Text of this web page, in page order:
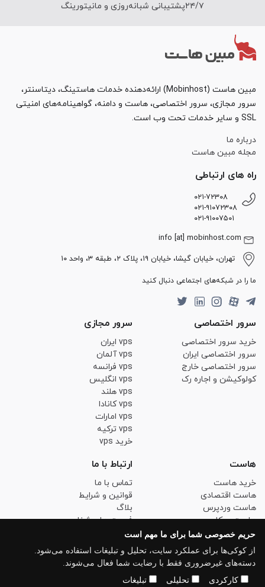
حریم خصوصی شما برای ما مهم است
از کوکی‌ها برای عملکرد سایت، تحلیل و تبلیغات استفاده می‌شود.
دسته‌های غیرضروری فقط با رضایت شما فعال می‌شوند.
کارکردی
تحلیلی تبلیغات
۲۴/۷پشتیبانی شبانه‌روزی و مانیتورینگ
مبین هاست (Mobinhost) ارائه‌دهنده خدمات هاستینگ، دیتاسنتر،
سرور مجازی، سرور اختصاصی، هاست و دامنه، گواهینامه‌های امنیتی
SSL و سایر خدمات تحت وب است.
درباره ما
مجله مبین هاست
راه های ارتباطی
۰۲۱-۷۲۳۰۸
۰۲۱-۹۱۰۷۲۳۰۸
۰۲۱-۹۱۰۰۷۵۰۱
info [at] mobinhost.com
تهران، خیابان گیشا، خیابان ۱۹، پلاک ۲، طبقه ۳، واحد ۱۰
ما را در شبکه‌های اجتماعی دنبال کنید
سرور اختصاصی
خرید سرور اختصاصی
سرور اختصاصی ایران
سرور اختصاصی خارج
کولوکیشن و اجاره رک
سرور مجازی
vps ایران
vps آلمان
vps فرانسه
vps انگلیس
vps هلند
vps کانادا
vps امارات
vps ترکیه
خرید vps
هاست
خرید هاست
هاست اقتصادی
هاست وردپرس
هاست ووکامرس
هاست لینوکس حرفه ای
خرید SSL
ارتباط با ما
تماس با ما
قوانین و شرایط
بلاگ
فرصت های شغلی
حریم خصوصی